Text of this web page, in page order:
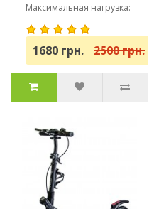
Максимальная нагрузка:
до 100 кг
1680 грн. 2500 грн.